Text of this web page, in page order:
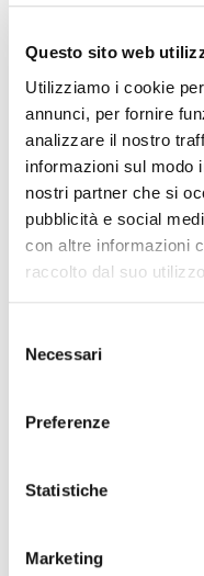
Questo sito web
Utilizziamo i cookie
annunci, per fornire
analizzare il nostro
informazioni sul modo
nostri partner che si
pubblicità e social
con altre informazioni
raccolto dal suo
delNecessari
Preferenze
Statistiche
Marketing
byFerretti